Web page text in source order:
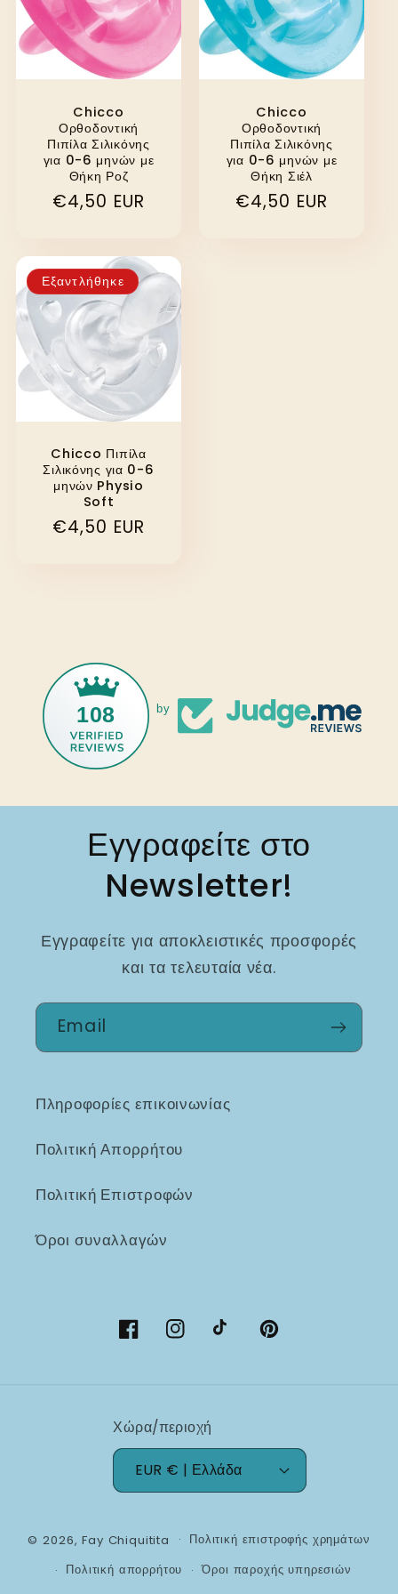
Chicco
Ορθοδοντική
Πιπίλα Σιλικόνης
για 0-6 μηνών με
Θήκη Ροζ
Κανονική
€4,50 EUR
Chicco
Ορθοδοντική
Πιπίλα Σιλικόνης
για 0-6 μηνών με
Θήκη Σιέλ
Κανονική
€4,50 EUR
Εξαντλήθηκε
Chicco Πιπίλα
Σιλικόνης για 0-6
μηνών Physio
Soft
Κανονική
€4,50 EUR
108 by
Εγγραφείτε στο
Newsletter!
Εγγραφείτε για αποκλειστικές προσφορές
και τα τελευταία νέα.
Email
Πληροφορίες επικοινωνίας
Πολιτική Απορρήτου
Πολιτική Επιστροφών
Όροι συναλλαγών
FacebookInstagram
TikTokPinterest
Χώρα/περιοχή
EUR € | Ελλάδα
© 2026,Fay Chiquitita
Πολιτική επιστροφής χρημάτων
Πολιτική απορρήτου
Όροι παροχής υπηρεσιών